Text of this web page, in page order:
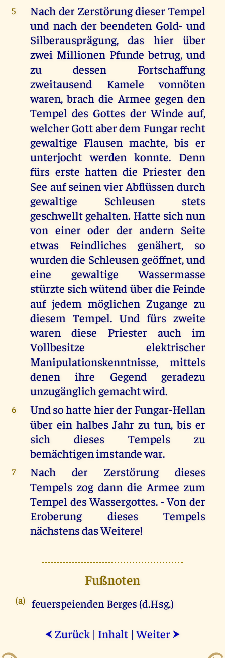
5
Nach der Zerstörung dieser Tempel
und nach der beendeten Gold- und
Silberausprägung, das hier über
zwei Millionen Pfunde betrug, und
zu dessen Fortschaffung
zweitausend Kamele vonnöten
waren, brach die Armee gegen den
Tempel des Gottes der Winde auf,
welcher Gott aber dem Fungar recht
gewaltige Flausen machte, bis er
unterjocht werden konnte. Denn
fürs erste hatten die Priester den
See auf seinen vier Abflüssen durch
gewaltige Schleusen stets
geschwellt gehalten. Hatte sich nun
von einer oder der andern Seite
etwas Feindliches genähert, so
wurden die Schleusen geöffnet, und
eine gewaltige Wassermasse
stürzte sich wütend über die Feinde
auf jedem möglichen Zugange zu
diesem Tempel. Und fürs zweite
waren diese Priester auch im
Vollbesitze elektrischer
Manipulationskenntnisse, mittels
denen ihre Gegend geradezu
unzugänglich gemacht wird.
6
Und so hatte hier der Fungar-Hellan
über ein halbes Jahr zu tun, bis er
sich dieses Tempels zu
bemächtigen imstande war.
7
Nach der Zerstörung dieses
Tempels zog dann die Armee zum
Tempel des Wassergottes. - Von der
Eroberung dieses Tempels
nächstens das Weitere!
Fußnoten
(a) feuerspeienden Berges (d.Hsg.)
⮜ Zurück | Inhalt |Weiter ⮞